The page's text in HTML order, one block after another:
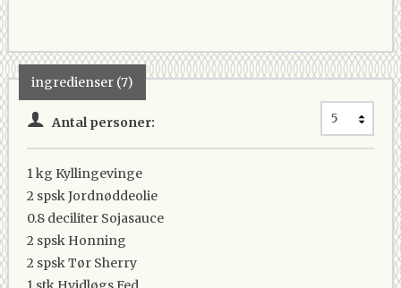
ingredienser (7)
Antal personer:
1 kg Kyllingevinge
2 spskJordnøddeolie
0.8 deciliter Sojasauce
2 spsk Honning
2 spskTør Sherry